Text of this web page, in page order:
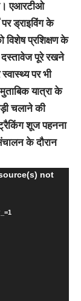
एआरटीओ
पर ड्राइविंग के
विशेष प्रशिक्षण के
पूरे रखने
पर भी
यात्रा के
चलाने की
शूज पहनना
के दौरान
not